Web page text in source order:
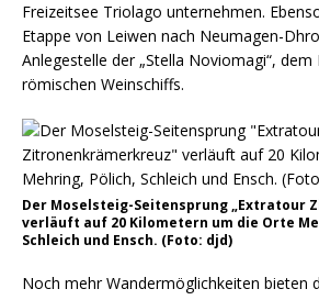
Freizeitsee Triolago unternehmen.
Etappe von Leiwen nach Neumagen-
Anlegestelle der „Stella Noviomagi“, dem
römischen Weinschiffs.
Der Moselsteig-Seitensprung „Extratour
verläuft auf 20 Kilometern um die Orte
Schleich und Ensch. (Foto: djd)
Noch mehr Wandermöglichkeiten bieten